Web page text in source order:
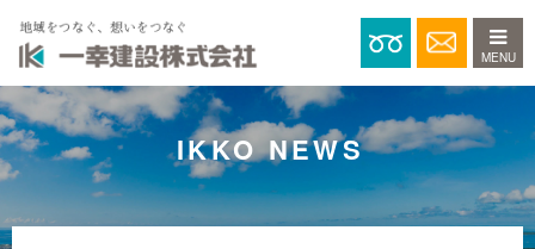
0120-
IKKO NEWS